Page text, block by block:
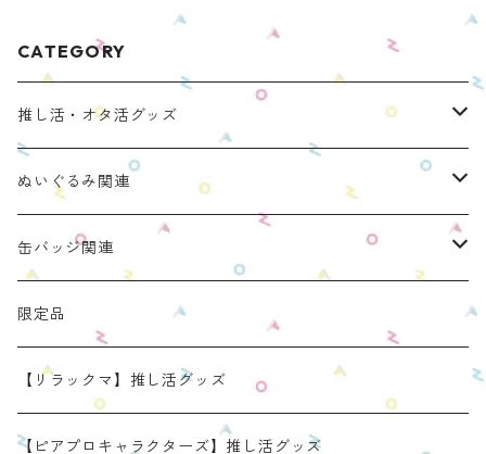
CATEGORY
推し活・オタ活グッズ
ぬいのおくるみ ぬいくるみん
リラックマモデル（全１種）
OZaKKaオリジナルモデル
手と手がつながる つなぐるみん
どうぶつシリーズ(第1弾)
たべものシリーズ(第2弾)
きらきらぬいぐるみポーチ
【限定】星
スタンダード (本体の高さ：約16cm）
推し活コースターケース
ラウンド（丸型 2025年11月リニューアルモデル）
缶バッジケース
ぬいぐるみ関連
ぬいのおくるみ ぬいくるみん
身長：約16cm【BIG】
身長：約12㎝
手と手がつながる つなぐるみん
きらきらぬいぐるみポーチ
スタンダード (本体の高さ：約16cm）
リラックマ ぬい活アイテム
缶バッジ関連
ねこみみ缶バッジケース
くまみみ缶バッジケース
うさみみ缶バッジケース
限定品
【リラックマ】推し活グッズ
【ピアプロキャラクターズ】推し活グッズ